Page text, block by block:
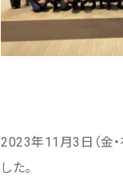
2023年11月3日（金
した。